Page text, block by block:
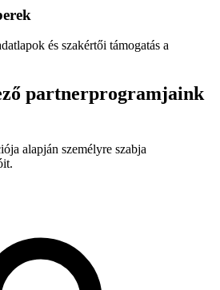
és szakértői támogatás a
partnerprogramjaink
alapján személyre szabja